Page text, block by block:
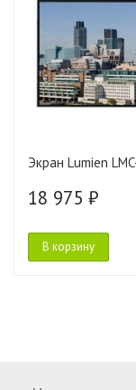
Экран Lumien
18 975 ₽
В корзину